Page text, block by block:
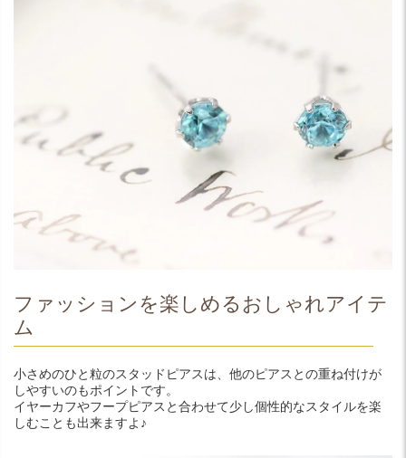
ファッションを楽しめるおしゃれアイテ
ム
小さめのひと粒のスタッドピアスは、他のピアスとの重ね付けが
しやすいのもポイントです。
イヤーカフやフープピアスと合わせて少し個性的なスタイルを楽
しむことも出来ますよ♪